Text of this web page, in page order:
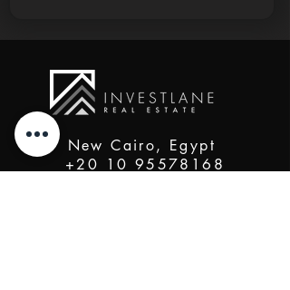
New Cairo, Egypt
+20 10 95578168